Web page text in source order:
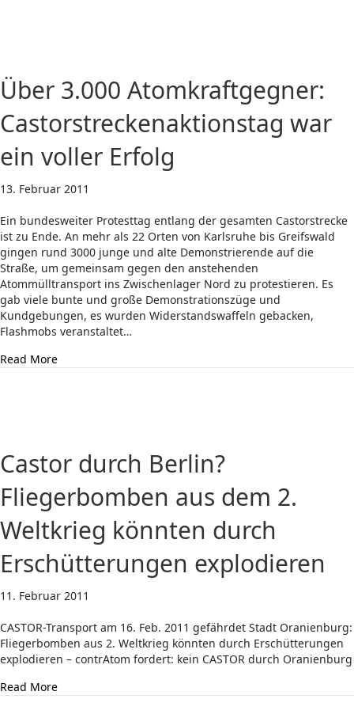
Über 3.000 Atomkraftgegner:
Castorstreckenaktionstag war
ein voller Erfolg
13. Februar 2011
Ein bundesweiter Protesttag entlang der gesamten Castorstrecke
ist zu Ende. An mehr als 22 Orten von Karlsruhe bis Greifswald
gingen rund 3000 junge und alte Demonstrierende auf die
Straße, um gemeinsam gegen den anstehenden
Atommülltransport ins Zwischenlager Nord zu protestieren. Es
gab viele bunte und große Demonstrationszüge und
Kundgebungen, es wurden Widerstandswaffeln gebacken,
Flashmobs veranstaltet…
Read Moreabout Über 3.000 Atomkraftgegner:
Castor durch Berlin?
Fliegerbomben aus dem 2.
Weltkrieg könnten durch
Erschütterungen explodieren
11. Februar 2011
CASTOR-Transport am 16. Feb. 2011 gefährdet Stadt Oranienburg:
Fliegerbomben aus 2. Weltkrieg könnten durch Erschütterungen
explodieren – contrAtom fordert: kein CASTOR durch Oranienburg
Read Moreabout Castor durch Berlin? Fliegerbomben aus dem